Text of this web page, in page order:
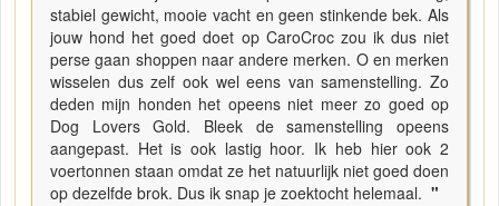
stabiel gewicht, mooie vacht en geen stinkende bek. Als
jouw hond het goed doet op CaroCroc zou ik dus niet
perse gaan shoppen naar andere merken. O en merken
wisselen dus zelf ook wel eens van samenstelling. Zo
deden mijn honden het opeens niet meer zo goed op
Dog Lovers Gold. Bleek de samenstelling opeens
aangepast. Het is ook lastig hoor. Ik heb hier ook 2
voertonnen staan omdat ze het natuurlijk niet goed doen
op dezelfde brok. Dus ik snap je zoektocht helemaal. "